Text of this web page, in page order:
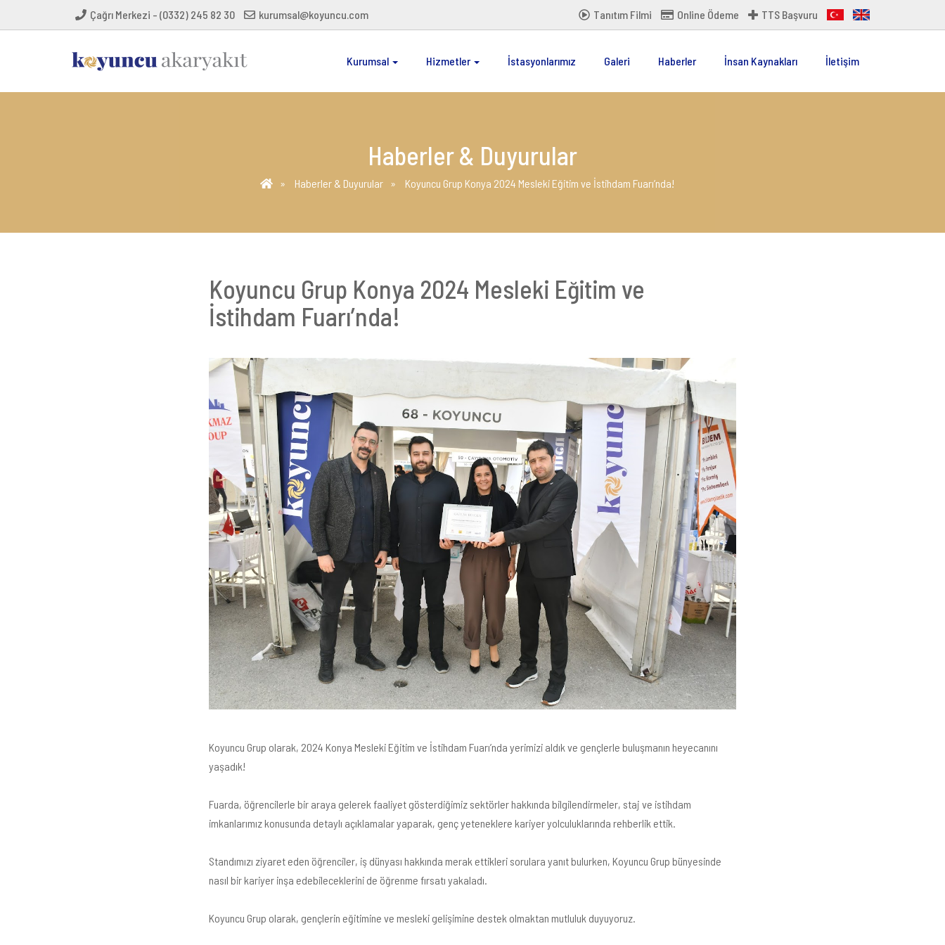
Çağrı Merkezi - (0332) 245 82 30 kurumsal@koyuncu.com Tanıtım Filmi Online Ödeme TTS Başvuru
Kurumsal Hizmetler İstasyonlarımız Galeri Haberler İnsan Kaynakları İletişim
Haberler & Duyurular
Haberler & Duyurular Koyuncu Grup Konya 2024 Mesleki Eğitim ve İstihdam Fuarı’nda!
Koyuncu Grup Konya 2024 Mesleki Eğitim ve
İstihdam Fuarı’nda!
Koyuncu Grup olarak, 2024 Konya Mesleki Eğitim ve İstihdam Fuarı’nda yerimizi aldık ve gençlerle buluşmanın heyecanını
yaşadık!
Fuarda, öğrencilerle bir araya gelerek faaliyet gösterdiğimiz sektörler hakkında bilgilendirmeler, staj ve istihdam
imkanlarımız konusunda detaylı açıklamalar yaparak, genç yeteneklere kariyer yolculuklarında rehberlik ettik.
Standımızı ziyaret eden öğrenciler, iş dünyası hakkında merak ettikleri sorulara yanıt bulurken, Koyuncu Grup bünyesinde
nasıl bir kariyer inşa edebileceklerini de öğrenme fırsatı yakaladı.
Koyuncu Grup olarak, gençlerin eğitimine ve mesleki gelişimine destek olmaktan mutluluk duyuyoruz.